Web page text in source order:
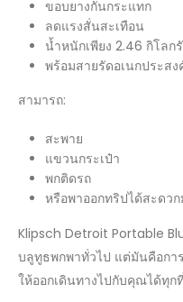
ขอบยางกันกระแทก
ลดแรงสั่นสะเทือน
น้ำหนักเพียง 2.46 กิโลก
พร้อมสายรัดอเนกประสง
สามารถ:
สะพาย
แขวนกระเป๋า
พกติดรถ
หรือพาออกทริปได้สะดว
Klipsch Detroit Portable
บลูทูธพกพาทั่วไป แต่มันคือกา
ให้ออกเดินทางไปกับคุณได้ทุก